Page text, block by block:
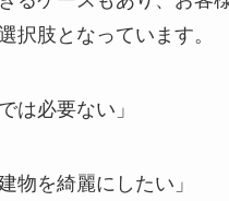
択肢となっています。
は必要ない」
物を綺麗にしたい」